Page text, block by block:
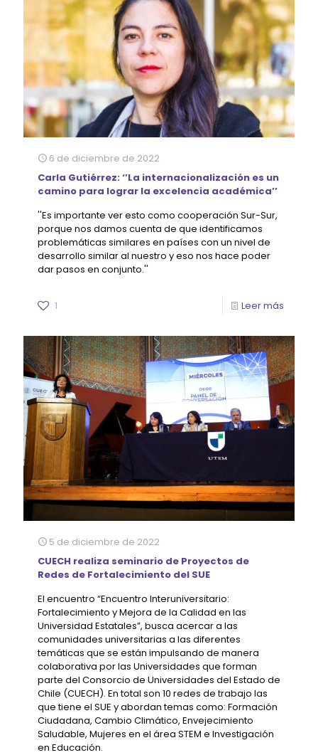
6 de diciembre de 2022
Carla Gutiérrez: ‘’La internacionalización es un
camino para lograr la excelencia académica’’
''Es importante ver esto como cooperación Sur-Sur,
porque nos damos cuenta de que identificamos
problemáticas similares en países con un nivel de
desarrollo similar al nuestro y eso nos hace poder
dar pasos en conjunto.''
1 Leer más
5 de diciembre de 2022
CUECH realiza seminario de Proyectos de
Redes de Fortalecimiento del SUE
El encuentro “Encuentro Interuniversitario:
Fortalecimiento y Mejora de la Calidad en las
Universidad Estatales”, busca acercar a las
comunidades universitarias a las diferentes
temáticas que se están impulsando de manera
colaborativa por las Universidades que forman
parte del Consorcio de Universidades del Estado de
Chile (CUECH). En total son 10 redes de trabajo las
que tiene el SUE y abordan temas como: Formación
Ciudadana, Cambio Climático, Envejecimiento
Saludable, Mujeres en el área STEM e Investigación
en Educación.